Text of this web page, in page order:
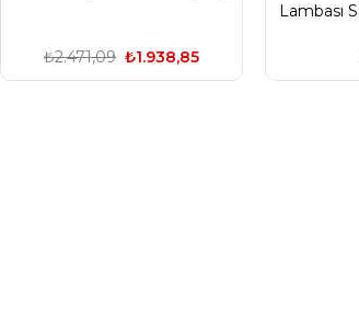
₺1.938,85
₺2.471,09
Lambası